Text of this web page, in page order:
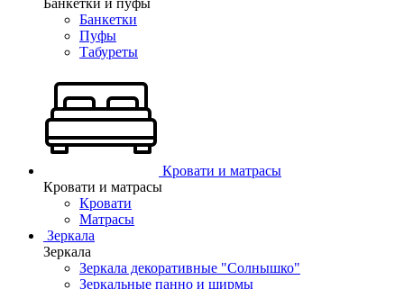
Банкетки и пуфы
Банкетки
Пуфы
Табуреты
Кровати и матрасы
Кровати и матрасы
Кровати
Матрасы
Зеркала
Зеркала
Зеркала декоративные "Солнышко"
Зеркальные панно и ширмы